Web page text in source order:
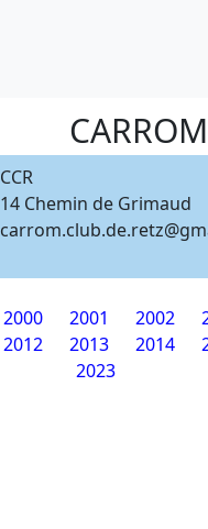
CCR
14 Chemin de Grimaud
2000 2001 2002
2012 2013 2014
2023